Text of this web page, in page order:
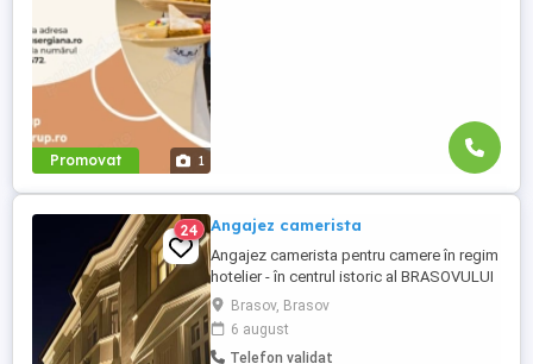
Promovat 1
24 Angajez camerista
Angajez camerista pentru camere în regim
hotelier - în centrul istoric al BRASOVULUI
la un program de 6 ore pe zi (9-15a.m) cu
2 zile libere pe săptămână - se lucrează și
duminica -preferam doamne cu experiență
Brasov, Brasov
6 august
Telefon validat